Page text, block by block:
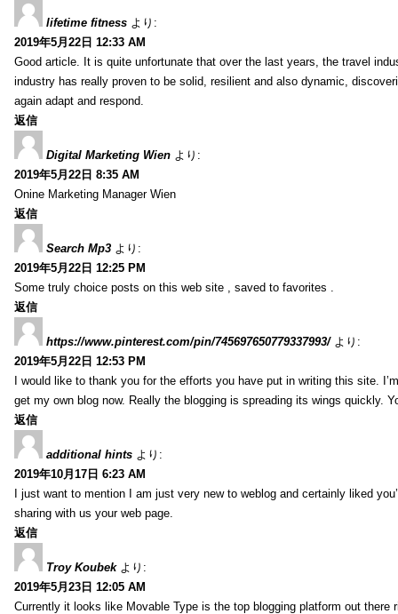
lifetime fitness より:
2019年5月22日 12:33 AM
Good article. It is quite unfortunate that over the last years, the travel
industry has really proven to be solid, resilient and also dynamic,
again adapt and respond.
返信
Digital Marketing Wien より:
2019年5月22日 8:35 AM
Onine Marketing Manager Wien
返信
Search Mp3 より:
2019年5月22日 12:25 PM
Some truly choice posts on this web site , saved to favorites .
返信
https://www.pinterest.com/pin/745697650779337993/ より:
2019年5月22日 12:53 PM
I would like to thank you for the efforts you have put in writing this site.
get my own blog now. Really the blogging is spreading its wings quickly.
返信
additional hints より:
2019年10月17日 6:23 AM
I just want to mention I am just very new to weblog and certainly liked
sharing with us your web page.
返信
Troy Koubek より:
2019年5月23日 12:05 AM
Currently it looks like Movable Type is the top blogging platform out